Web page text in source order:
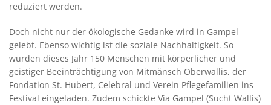
reduziert werden.
Doch nicht nur der ökologische Gedanke wird in Gampel
gelebt. Ebenso wichtig ist die soziale Nachhaltigkeit. So
wurden dieses Jahr 150 Menschen mit körperlicher und
geistiger Beeinträchtigung von Mitmänsch Oberwallis, der
Fondation St. Hubert, Celebral und Verein Pflegefamilien ins
Festival eingeladen. Zudem schickte Via Gampel (Sucht Wallis)